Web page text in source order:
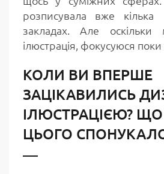
розписувала вже
закладах. Але
ілюстрація, фокусуюся
КОЛИ ВИ ВПЕРШЕ
ЗАЦІКАВИЛИСЬ
ІЛЮСТРАЦІЄЮ?
ЦЬОГО